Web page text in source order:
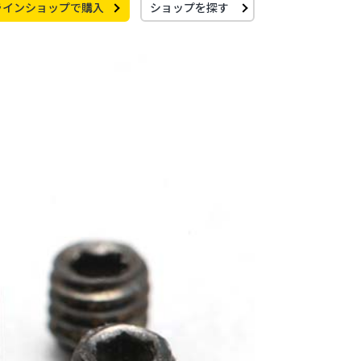
ンショップで購入 ショップを探す